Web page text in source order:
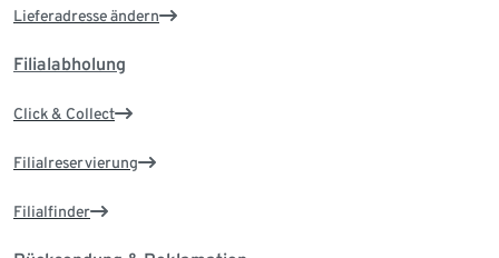
Lieferadresse ändern
Filialabholung
Click & Collect
Filialreservierung
Filialfinder